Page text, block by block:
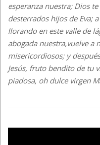
esperanza nuestra; Dios
desterrados hijos de Eva;
llorando en este valle de
abogada nuestra,vuelve a
misericordiosos; y
Jesús, fruto bendito de tu
piadosa, oh dulce virgen